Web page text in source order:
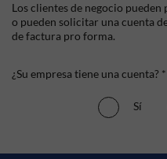
Los clientes de negocio
o pueden solicitar una cuenta
de factura pro forma.
¿Su empresa tiene una cuenta? *
Sí